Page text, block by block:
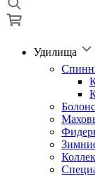
Удилища